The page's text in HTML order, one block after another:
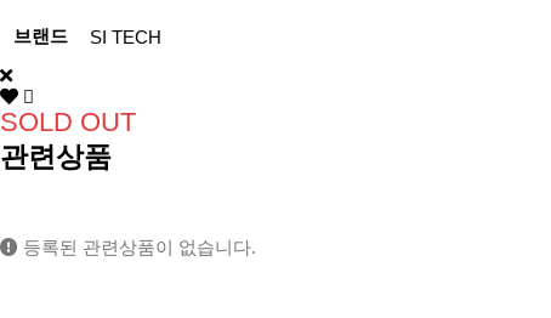
브랜드 SI TECH
SOLD OUT
관련상품
등록된 관련상품이 없습니다.